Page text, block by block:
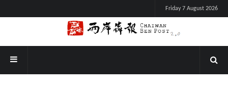
Friday 7 August 2026